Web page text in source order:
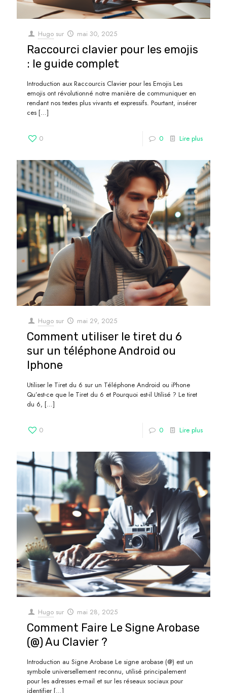
Hugo sur mai 30, 2025
Raccourci clavier pour les emojis
: le guide complet
Introduction aux Raccourcis Clavier pour les Emojis Les
emojis ont révolutionné notre manière de communiquer en
rendant nos textes plus vivants et expressifs. Pourtant, insérer
ces […]
0 0 Lire plus
Hugo sur mai 29, 2025
Comment utiliser le tiret du 6
sur un téléphone Android ou
Iphone
Utiliser le Tiret du 6 sur un Téléphone Android ou iPhone
Qu’est-ce que le Tiret du 6 et Pourquoi est-il Utilisé ? Le tiret
du 6, […]
0 0 Lire plus
Hugo sur mai 28, 2025
Comment Faire Le Signe Arobase
(@) Au Clavier ?
Introduction au Signe Arobase Le signe arobase (@) est un
symbole universellement reconnu, utilisé principalement
pour les adresses e-mail et sur les réseaux sociaux pour
identifier […]